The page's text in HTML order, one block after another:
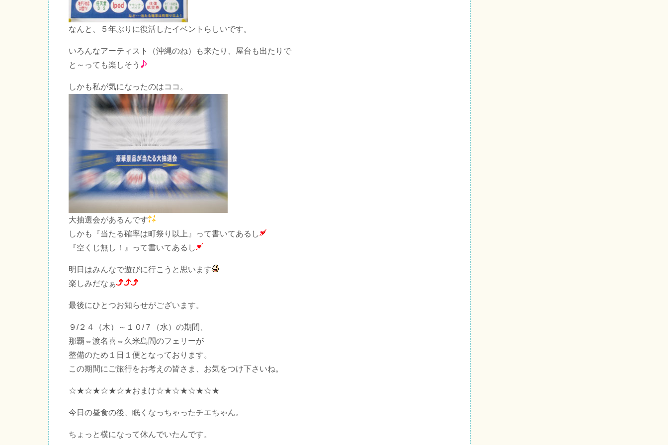
なんと、５年ぶりに復活したイベントらしいです。
いろんなアーティスト（沖縄のね）も来たり、屋台も出たりで
と～っても楽しそう
しかも私が気になったのはココ。
大抽選会があるんです
しかも『当たる確率は町祭り以上』って書いてあるし
『空くじ無し！』って書いてあるし
明日はみんなで遊びに行こうと思います
楽しみだなぁ
最後にひとつお知らせがございます。
９/２４（木）～１０/７（水）の期間、
那覇⇔渡名喜⇔久米島間のフェリーが
整備のため１日１便となっております。
この期間にご旅行をお考えの皆さま、お気をつけ下さいね。
☆★☆★☆★☆★おまけ☆★☆★☆★☆★
今日の昼食の後、眠くなっちゃったチエちゃん。
ちょっと横になって休んでいたんです。